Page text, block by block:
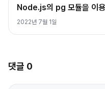
Node.js의 pg 모듈을 이
2022년 7월 1일
댓글 0